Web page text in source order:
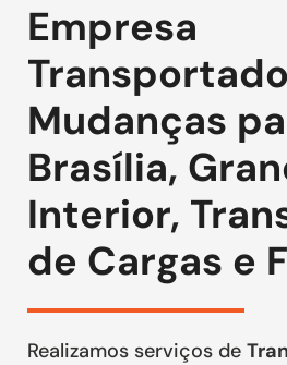
Empresa
Mudanças
Brasília,
Interior,
de Cargas e
Realizamos serviços de